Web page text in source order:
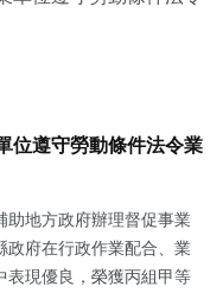
位遵守勞動條件法令業
助地方政府辦理督促事業
政府在行政作業配合、業
表現優良，榮獲丙組甲等